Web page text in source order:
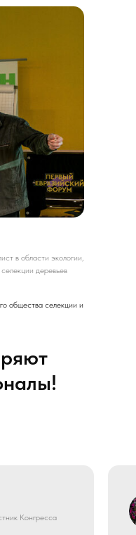
в области экологии,
деревьев
общества селекции и
Конгресса